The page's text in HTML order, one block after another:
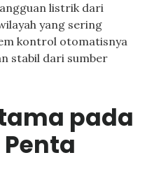
listrik dari
yang sering
kontrol otomatisnya
stabil dari sumber
pada